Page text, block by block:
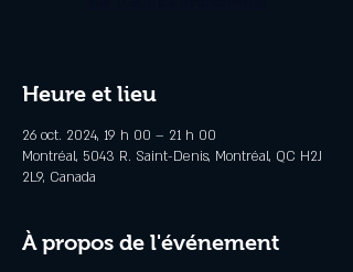
Heure et lieu
26 oct. 2024, 19 h 00 – 21 h 00
Montréal, 5043 R. Saint-Denis, Montréal, QC H2J
2L9, Canada
À propos de l'événement